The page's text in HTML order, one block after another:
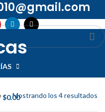
$0.00Mostrando los 4 resultados